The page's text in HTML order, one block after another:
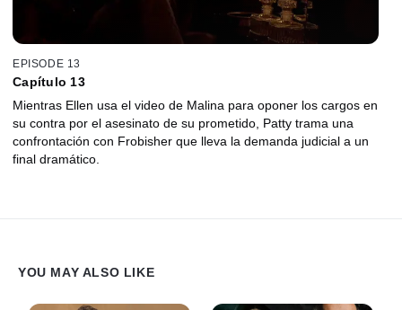
EPISODE 13
Capítulo 13
Mientras Ellen usa el video de Malina para oponer los cargos en
su contra por el asesinato de su prometido, Patty trama una
confrontación con Frobisher que lleva la demanda judicial a un
final dramático.
YOU MAY ALSO LIKE